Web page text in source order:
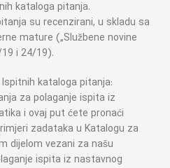
kataloga pitanja.
su recenzirani, u skladu sa
mature („Službene novine
i 24/19).
kataloga pitanja:
za polaganje ispita iz
i ovaj put ćete pronaći
zadataka u Katalogu za
dijelom vezani za našu
ispita iz nastavnog